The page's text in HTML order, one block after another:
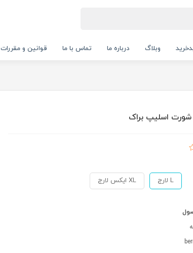
وبلاگ درباره ما تماس با ما قوانین و مقررات
L لارج XL ایکس لارج